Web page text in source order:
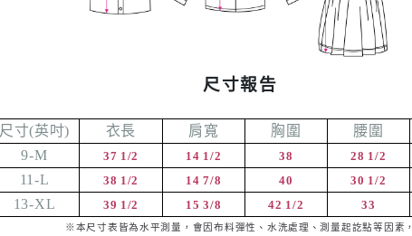
尺寸報告
尺寸(英吋) 衣長 肩寬 胸圍 腰圍
9-M
37 1/2 14 1/2 38 28 1/2
11-L 38 1/2 14 7/8 40 30 1/2
13-XL 39 1/2 15 3/8 42 1/2 33
※本尺寸表皆為水平測量，會因布料彈性、水洗處理、測量起訖點等因素，